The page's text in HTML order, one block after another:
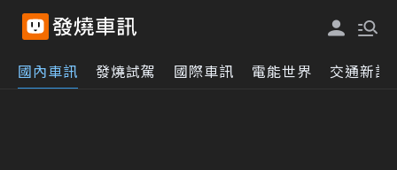
國內車訊 發燒試駕 國際車訊 電能世界 交通新訊